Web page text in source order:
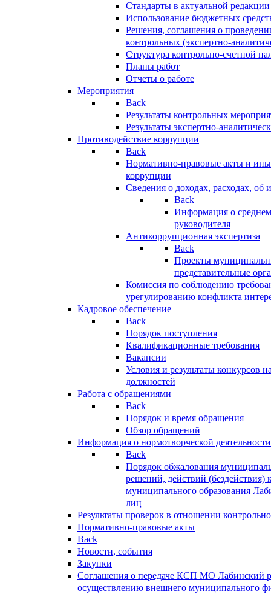
Стандарты в актуальной редакции
Использование бюджетных
Решения, соглашения о
контрольных (экспертно-
Структура контрольно-счетной
Планы работ
Отчеты о работе
Мероприятия
Back
Результаты контрольных
Результаты экспертно-
Противодействие коррупции
Back
Нормативно-правовые акты и
коррупции
Сведения о доходах, расходах, об
Back
Информация о
руководителя
Антикоррупционная экспертиза
Back
Проекты
представительные
Комиссия по соблюдению
урегулированию конфликта
Кадровое обеспечение
Back
Порядок поступления
Квалификационные требования
Вакансии
Условия и результаты конкурсов
должностей
Работа с обращениями
Back
Порядок и время обращения
Обзор обращений
Информация о нормотворческой деятельности
Back
Порядок обжалования
решений, действий (бездействия)
муниципального образования
лиц
Результаты проверок в отношении
Нормативно-правовые акты
Back
Новости, события
Закупки
Соглашения о передаче КСП МО Лабинский
осуществлению внешнего муниципального